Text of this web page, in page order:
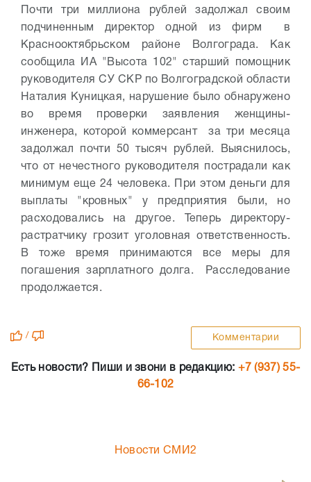
Почти три миллиона рублей задолжал своим
подчиненным директор одной из фирм в
Краснооктябрьском районе Волгограда. Как
сообщила ИА "Высота 102" старший помощник
руководителя СУ СКР по Волгоградской области
Наталия Куницкая, нарушение было обнаружено
во время проверки заявления женщины-
инженера, которой коммерсант за три месяца
задолжал почти 50 тысяч рублей. Выяснилось,
что от нечестного руководителя пострадали как
минимум еще 24 человека. При этом деньги для
выплаты "кровных" у предприятия были, но
расходовались на другое. Теперь директору-
растратчику грозит уголовная ответственность.
В тоже время принимаются все меры для
погашения зарплатного долга. Расследование
продолжается.
/ Комментарии
Есть новости? Пиши и звони в редакцию: +7 (937) 55-
66-102
Новости СМИ2